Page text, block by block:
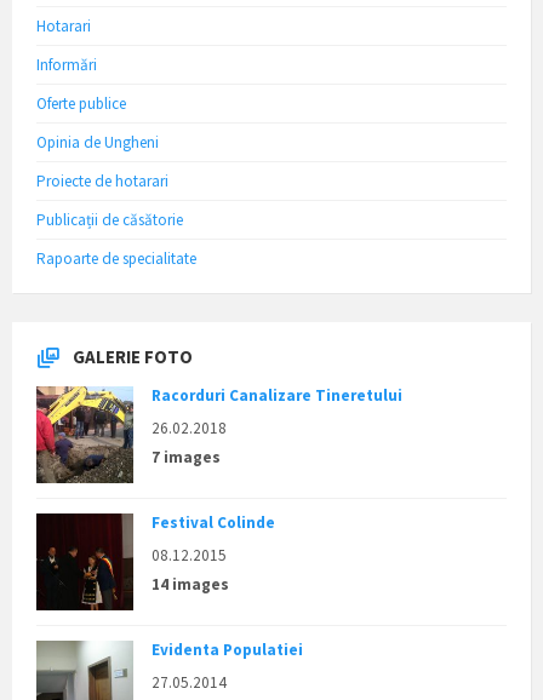
Hotarari
Informări
Oferte publice
Opinia de Ungheni
Proiecte de hotarari
Publicații de căsătorie
Rapoarte de specialitate
GALERIE FOTO
Racorduri Canalizare Tineretului
26.02.2018
7 images
Festival Colinde
08.12.2015
14 images
Evidenta Populatiei
27.05.2014